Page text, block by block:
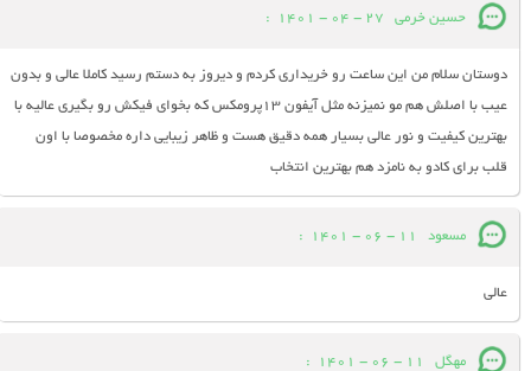
حسین خرمی 27 - 04 - 1401
:
دوستان سلام من این ساعت رو خریداری کردم و دیروز به دستم رسید کاملا عالی و بدون
عیب با اصلش هم مو نمیزنه مثل آیفون ۱۳پرومکس که بخوای فیکش رو بگیری عالیه با
بهترین کیفیت و نور عالی بسیار همه دقیق هست و ظاهر زیبایی داره مخصوصا با اون
قلب برای کادو به نامزد هم بهترین انتخاب
مسعود 11 - 06 - 1401
:
عالی
مهگل 11 - 06 - 1401
: